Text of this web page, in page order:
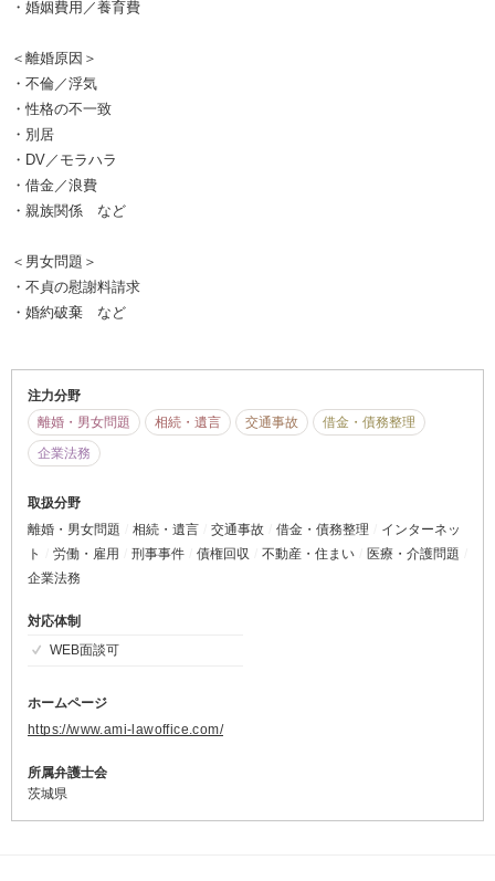
・婚姻費用／養育費
＜離婚原因＞
・不倫／浮気
・性格の不一致
・別居
・DV／モラハラ
・借金／浪費
・親族関係 など
＜男女問題＞
・不貞の慰謝料請求
・婚約破棄 など
注力分野
離婚・男女問題
相続・遺言 交通事故
借金・債務整理
企業法務
取扱分野
離婚・男女問題
相続・遺言 交通事故 借金・債務整理
インターネッ
ト
労働・雇用 刑事事件 債権回収 不動産・住まい
医療・介護問題
企業法務
対応体制
WEB面談可
ホームページ
https://www.ami-lawoffice.com/
所属弁護士会
茨城県